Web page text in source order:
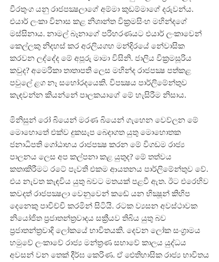
වීරතුංග යනු රාජපක්‍ෂලාගේ අම්මා කුඩම්මාගේ දරුවන්ය.
එයාර් ලංකා විනාස කළ නිශාන්ත වික්‍රමසිංහ මහින්දගේ
මස්සිනාය. නාමල් බෑනාගේ පරිහරණයට එයාර් ලංකාවෙන්
කෙල්ලකු නිදහස් කර අරලියගහ මන්දිරයේ නේවාසික
කරවන ලද්දේද මේ අපූරු මාමා විසිනි. ජාලිය වික්‍රමසූරිය
කවුද? අමෙරිකා තාතාපති ලෙස මහින්ද රාජපක්‍ෂ පත්කළ
පවුලේ ළග නෑ සහෝරදයෙකි. විපක්‍ෂය පාර්ලිමේන්තුව
කැඳවන්න කියන්නේ පාලකයාගේ මේ හැසිරීම නිසාය.
මිනිසුන් රෝ බියෙන් මරණ බියෙන් ගැහෙන වෙව්ලන මේ
මොහොතේ එක්ව දුකසැප බෙදාගත යුතු මොහොතක
ජනාධිපති ගෝඨාභය රාජපක්‍ෂ කරන මේ විගඩම රාජ්‍ය
පාලනය ලෙස අප කල්පනා කළ යුතුද? මේ තත්වය
කතාකිරීමට රටේ පැවති එකම ආයතනය පාර්ලිමේන්තුව වේ.
එය නැවත කැඳවිය යුතු බවට මතයක් පළවී ඇත. ඊට එරෙහිව
කවදත් රාජපක්‍ෂලා වෙනුවෙන් කඬේ යන භික්‍ෂූන් කිහිප
දෙනෙකු පාවිච්චි කරමින් සිටියි. රටක ව්‍යසන අවස්ථාවක
නියෝජිත ප්‍රජාතන්ත්‍රවාදය සක්‍රීයව තිබිය යුතු බව
ප්‍රජාතන්ත්‍රවාදි ලෝකයේ භාවිතයකි. දෙවන ලෝක සංග්‍රාමය
හමුවේ ලංකාවේ රාජ්‍ය මන්ත්‍රණ සභාවේ කාලය යුද්ධය
අවසන් වන තෙක් දීර්ඝ කෙරිණ. ඒ ඓතිහාසික රාජ්‍ය භාවිතය